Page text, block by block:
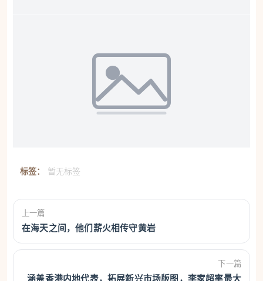
标签： 暂无标签
上一篇
在海天之间，他们薪火相传守黄岩
下一篇
涵盖香港内地代表，拓展新兴市场版图，李家超率最大